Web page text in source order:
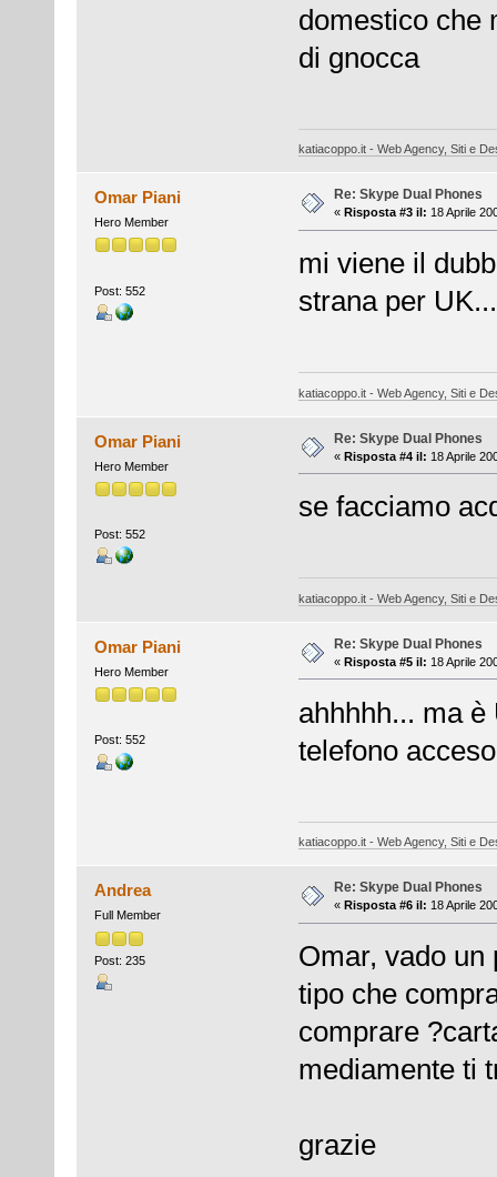
domestico che
di gnocca
katiacoppo.it - Web Agency, Siti e
Omar Piani
Hero Member
Post: 552
Re: Skype Dual Phones
« Risposta #3 il: 18 Aprile
mi viene il
strana per
katiacoppo.it - Web Agency, Siti e
Omar Piani
Hero Member
Post: 552
Re: Skype Dual Phones
« Risposta #4 il: 18 Aprile
se facciamo
katiacoppo.it - Web Agency, Siti e
Omar Piani
Hero Member
Post: 552
Re: Skype Dual Phones
« Risposta #5 il: 18 Aprile
ahhhhh... ma
telefono
katiacoppo.it - Web Agency, Siti e
Andrea
Full Member
Post: 235
Re: Skype Dual Phones
« Risposta #6 il: 18 Aprile
Omar, vado un
tipo che
comprare
mediamente ti
grazie